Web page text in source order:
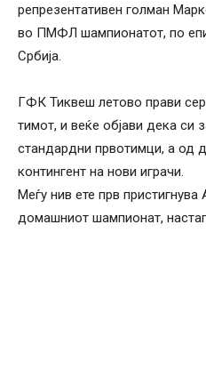
репрезентативен голман
во ПМФЛ шампионатот, по
Србија.
ГФК Тиквеш летово прави
тимот, и веќе објави дека си
стандардни првотимци, а од
контингент на нови играчи.
Меѓу нив ете прв пристигнува
домашниот шампионат,